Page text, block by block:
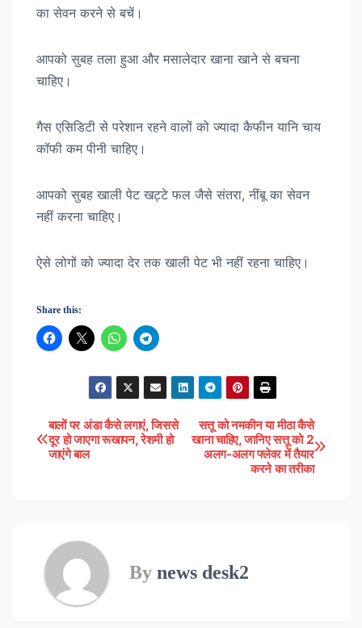
का सेवन करने से बचें।
आपको सुबह तला हुआ और मसालेदार खाना खाने से बचना
चाहिए।
गैस एसिडिटी से परेशान रहने वालों को ज्यादा कैफीन यानि चाय
कॉफी कम पीनी चाहिए।
आपको सुबह खाली पेट खट्टे फल जैसे संतरा, नींबू का सेवन
नहीं करना चाहिए।
ऐसे लोगों को ज्यादा देर तक खाली पेट भी नहीं रहना चाहिए।
Share this:
Post
navigation
सत्तू को नमकीन या मीठा कैसे
खाना चाहिए, जानिए सत्तू को 2
अलग-अलग फ्लेवर में तैयार
करने का तरीका
बालों पर अंडा कैसे लगाएं, जिससे
दूर हो जाएगा रूखापन, रेशमी हो
जाएंगे बाल
By news desk2